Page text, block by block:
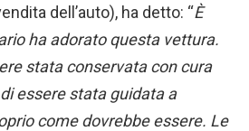
dell’auto), ha detto: “È
ha adorato questa vettura.
stata conservata con cura
essere stata guidata a
come dovrebbe essere. Le